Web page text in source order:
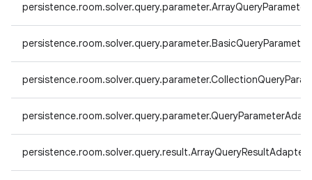
persistence.room.solver.query.result.ArrayQueryResultAdapter